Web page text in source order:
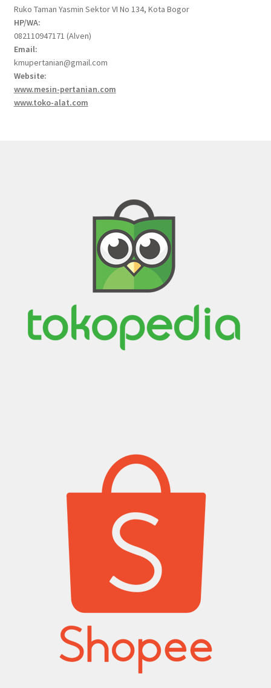
Ruko Taman Yasmin Sektor VI No 134, Kota Bogor
HP/WA:
082110947171 (Alven)
Email:
kmupertanian@gmail.com
Website:
www.mesin-pertanian.com
www.toko-alat.com